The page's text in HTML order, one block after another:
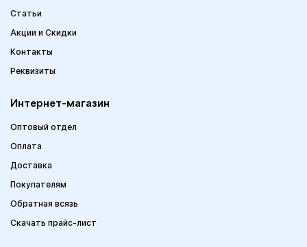
Статьи
Акции и Скидки
Контакты
Реквизиты
Интернет-магазин
Оптовый отдел
Оплата
Доставка
Покупателям
Обратная всязь
Скачать прайс-лист